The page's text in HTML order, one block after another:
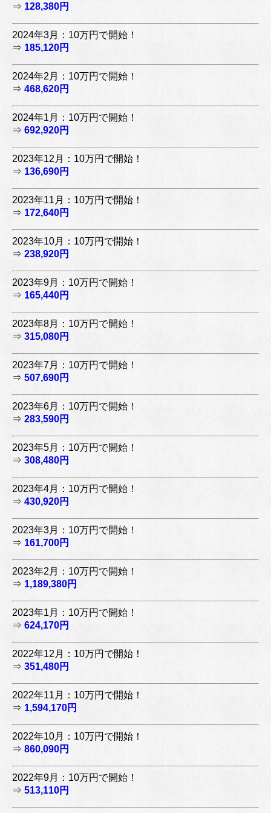
⇒ 128,380円
2024年3月：10万円で開始！
⇒ 185,120円
2024年2月：10万円で開始！
⇒ 468,620円
2024年1月：10万円で開始！
⇒ 692,920円
2023年12月：10万円で開始！
⇒ 136,690円
2023年11月：10万円で開始！
⇒ 172,640円
2023年10月：10万円で開始！
⇒ 238,920円
2023年9月：10万円で開始！
⇒ 165,440円
2023年8月：10万円で開始！
⇒ 315,080円
2023年7月：10万円で開始！
⇒ 507,690円
2023年6月：10万円で開始！
⇒ 283,590円
2023年5月：10万円で開始！
⇒ 308,480円
2023年4月：10万円で開始！
⇒ 430,920円
2023年3月：10万円で開始！
⇒ 161,700円
2023年2月：10万円で開始！
⇒ 1,189,380円
2023年1月：10万円で開始！
⇒ 624,170円
2022年12月：10万円で開始！
⇒ 351,480円
2022年11月：10万円で開始！
⇒ 1,594,170円
2022年10月：10万円で開始！
⇒ 860,090円
2022年9月：10万円で開始！
⇒ 513,110円